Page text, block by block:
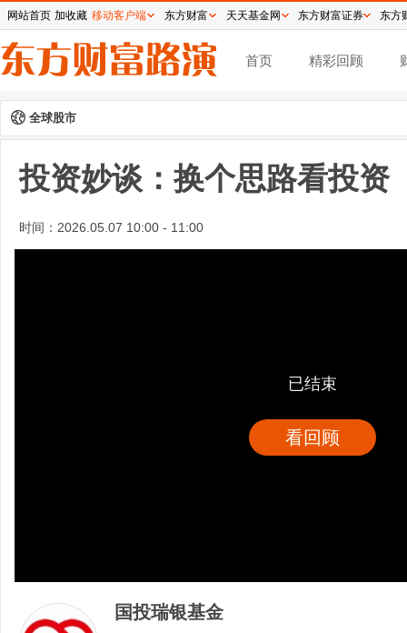
首页 精彩回顾
全球股市
投资妙谈：换个思路看投资
时间： 2026.05.07 10:00 - 11:00
已结束
看回顾
国投瑞银基金
网站首页 加收藏 移动客户端 东方财富 天天基金网 东方财富证券 东方